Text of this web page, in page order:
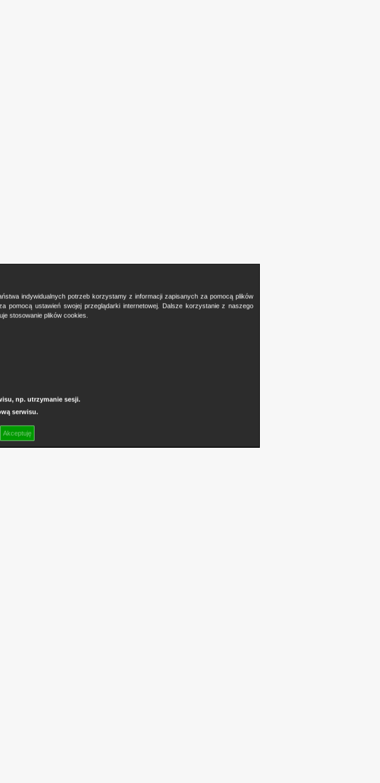
indywidualnych potrzeb korzystamy z informacji zapisanych za pomocą plików
pomocą ustawień swojej przeglądarki internetowej. Dalsze korzystanie z naszego
stosowanie plików cookies.
np. utrzymanie sesji.
serwisu.
Akceptuję